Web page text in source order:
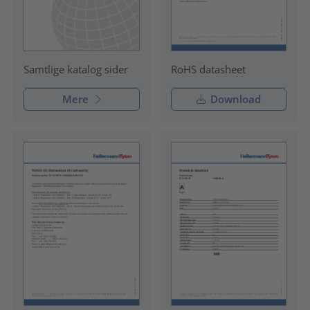
Samtlige katalog sider
Mere
RoHS datasheet
Download